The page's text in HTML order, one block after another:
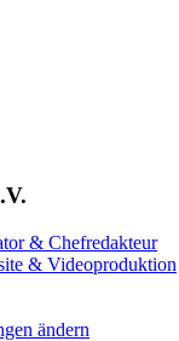
& Chefredakteur
& Videoproduktion
ändern